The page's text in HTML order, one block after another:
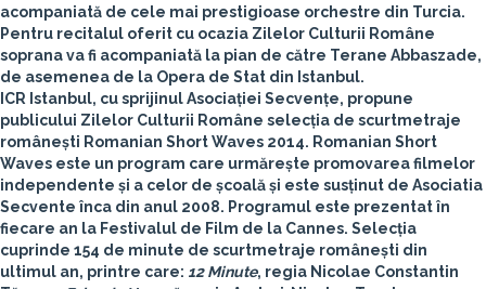
acompaniată de cele mai prestigioase orchestre din Turcia.
Pentru recitalul oferit cu ocazia Zilelor Culturii Române
soprana va fi acompaniată la pian de către Terane Abbaszade,
de asemenea de la Opera de Stat din Istanbul.
ICR Istanbul, cu sprijinul Asociației Secvențe, propune
publicului Zilelor Culturii Române selecția de scurtmetraje
românești Romanian Short Waves 2014. Romanian Short
Waves este un program care urmărește promovarea filmelor
independente și a celor de școală și este susținut de Asociatia
Secvente înca din anul 2008. Programul este prezentat în
fiecare an la Festivalul de Film de la Cannes. Selecția
cuprinde 154 de minute de scurtmetraje românești din
ultimul an, printre care: 12 Minute, regia Nicolae Constantin